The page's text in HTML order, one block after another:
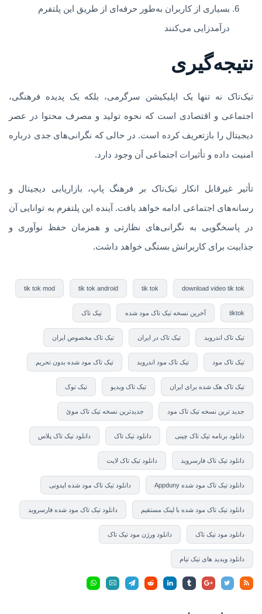
بسیاری از کاربران به‌طور حرفه‌ای از طریق این پلتفرم
درآمدزایی می‌کنند
نتیجه‌گیری
تیک‌تاک نه تنها یک اپلیکیشن سرگرمی، بلکه یک پدیده فرهنگی،
اجتماعی و اقتصادی است که نحوه تولید و مصرف محتوا در عصر
دیجیتال را بازتعریف کرده است. در حالی که نگرانی‌های جدی درباره
امنیت داده و تأثیرات اجتماعی آن وجود دارد.
تأثیر غیرقابل انکار تیک‌تاک بر فرهنگ پاپ، بازاریابی دیجیتال و
رسانه‌های اجتماعی ادامه خواهد یافت. آینده این پلتفرم به توانایی آن
در پاسخگویی به نگرانی‌های نظارتی و همزمان حفظ نوآوری و
جذابیت برای کاربرانش بستگی خواهد داشت.
download video tik tok
tik tok
tik tok android
tik tok mod
tiktok آخرین نسخه تیک تاک مود شده تیک تاک
تیک تاک اندروید تیک تاک در ایران تیک تاک مخصوص ایران
تیک تاک مود تیک تاک مود اندروید تیک تاک مود شده بدون تحریم
تیک تاک هک شده برای ایران تیک تاک ویدیو تیک توک
جدید ترین نسخه تیک تاک مود جدیدترین نسخه تیک تاک موئ
دانلود برنامه تیک تاک چینی دانلود تیک تاک دانلود تیک تاک پلاس
دانلود تیک تاک فارسروید دانلود تیک تاک لایت
دانلود تیک تاک مود شده Appduny دانلود تیک تاک مود شده اپدونی
دانلود تیک تاک مود شده با لینک مستقیم دانلود تیک تاک مود شده فارسروید
دانلود مود تیک تاک دانلود ورژن مود تیک تاک
دانلود ویدید های تیک تیام